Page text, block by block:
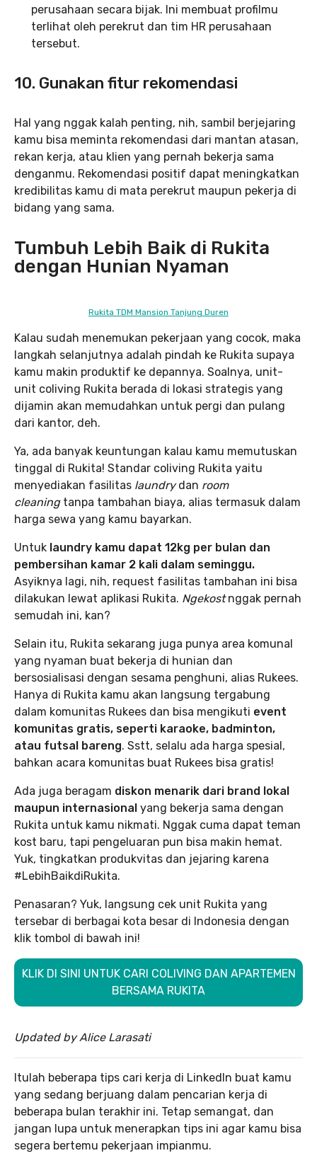
perusahaan secara bijak. Ini membuat profilmu
terlihat oleh perekrut dan tim HR perusahaan
tersebut.
10. Gunakan fitur rekomendasi
Hal yang nggak kalah penting, nih, sambil berjejaring
kamu bisa meminta rekomendasi dari mantan atasan,
rekan kerja, atau klien yang pernah bekerja sama
denganmu. Rekomendasi positif dapat meningkatkan
kredibilitas kamu di mata perekrut maupun pekerja di
bidang yang sama.
Tumbuh Lebih Baik di Rukita
dengan Hunian Nyaman
Rukita TDM Mansion Tanjung Duren
Kalau sudah menemukan pekerjaan yang cocok, maka
langkah selanjutnya adalah pindah ke Rukita supaya
kamu makin produktif ke depannya. Soalnya, unit-
unit coliving Rukita berada di lokasi strategis yang
dijamin akan memudahkan untuk pergi dan pulang
dari kantor, deh.
Ya, ada banyak keuntungan kalau kamu memutuskan
tinggal di Rukita! Standar coliving Rukita yaitu
menyediakan fasilitas laundrydan room
cleaningtanpa tambahan biaya, alias termasuk dalam
harga sewa yang kamu bayarkan.
Untuk laundry kamu dapat 12kg per bulan dan
pembersihan kamar 2 kali dalam seminggu.
Asyiknya lagi, nih, request fasilitas tambahan ini bisa
dilakukan lewat aplikasi Rukita. Ngekostnggak pernah
semudah ini, kan?
Selain itu, Rukita sekarang juga punya area komunal
yang nyaman buat bekerja di hunian dan
bersosialisasi dengan sesama penghuni, alias Rukees.
Hanya di Rukita kamu akan langsung tergabung
dalam komunitas Rukees dan bisa mengikuti event
komunitas gratis, seperti karaoke, badminton,
atau futsal bareng. Sstt, selalu ada harga spesial,
bahkan acara komunitas buat Rukees bisa gratis!
Ada juga beragam diskon menarik dari brand lokal
maupun internasional yang bekerja sama dengan
Rukita untuk kamu nikmati. Nggak cuma dapat teman
kost baru, tapi pengeluaran pun bisa makin hemat.
Yuk, tingkatkan produkvitas dan jejaring karena
#LebihBaikdiRukita.
Penasaran? Yuk, langsung cek unit Rukita yang
tersebar di berbagai kota besar di Indonesia dengan
klik tombol di bawah ini!
KLIK DI SINI UNTUK CARI COLIVING DAN APARTEMEN
BERSAMA RUKITA
Updated by Alice Larasati
Itulah beberapa tips cari kerja di LinkedIn buat kamu
yang sedang berjuang dalam pencarian kerja di
beberapa bulan terakhir ini. Tetap semangat, dan
jangan lupa untuk menerapkan tips ini agar kamu bisa
segera bertemu pekerjaan impianmu.